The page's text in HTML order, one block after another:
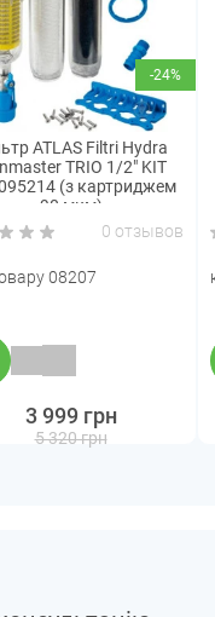
-24%
ATLAS Filtri Hydra
TRIO 1/2" KIT
(з картриджем
90 мкм)
0 отзывов
08207
5 320 грн
3 999 грн